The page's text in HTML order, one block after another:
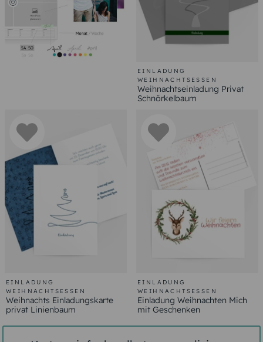
EINLADUNG
WEIHNACHTSESSEN
Weihnachtseinladung Privat
Schnörkelbaum
EINLADUNG
WEIHNACHTSESSEN
Weihnachts Einladungskarte
privat Linienbaum
EINLADUNG
WEIHNACHTSESSEN
Einladung Weihnachten Mich
mit Geschenken